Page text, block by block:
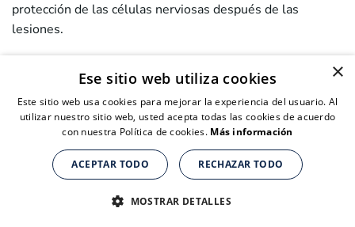
Suplementos nutricionales para personas de + de 40 años
CLICK AQUÍ PARA COMPRAR
protección de las células nerviosas después de las
lesiones.
Existe también investigación acerca de medicamentos que
pueden ayudar a la neurogénesis, como los inhibidores
selectivos de la recaptación de serotonina (ISRS) como la
fluoxetina y la sertralina.
O el litio, un estabilizador del estado de ánimo que se usa
Suplementos nutricionales para personas de + de 40 años
CLICK AQUÍ PARA COMPRAR
Suplementos nutricionales para personas de + de 40 años
CLICK AQUÍ PARA COMPRAR
×
Ese sitio web utiliza cookies
Este sitio web usa cookies para mejorar la experiencia del usuario. Al
utilizar nuestro sitio web, usted acepta todas las cookies de acuerdo
con nuestra Política de cookies. Más información
ACEPTAR TODO RECHAZAR TODO
MOSTRAR DETALLES